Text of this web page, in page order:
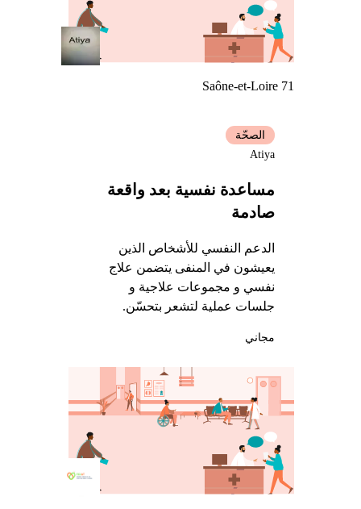
Saône-et-Loire 71
مساعدة نفسية بعد واقعة
صادمة
الدعم النفسي للأشخاص الذين
يعيشون في المنفى يتضمن علاج
نفسي و مجموعات علاجية و
جلسات عملية لتشعر بتحسّن.
الصحّة
Atiya
مجاني